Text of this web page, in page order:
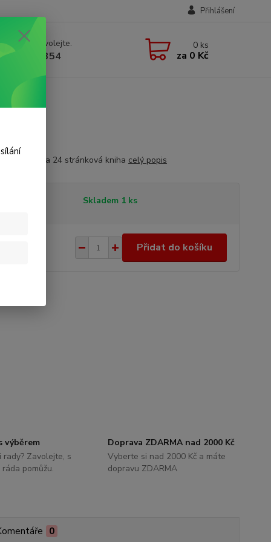
Přihlášení
rady? Zavolejte.
109 354
0 ks
za 0 Kč
59 x 40 cm a 24 stránková kniha celý popis
Skladem 1 ks
Přidat do košíku
výběrem
rady? Zavolejte, s
pomůžu.
Doprava ZDARMA nad 2000 Kč
Vyberte si nad 2000 Kč a máte
dopravu ZDARMA
0